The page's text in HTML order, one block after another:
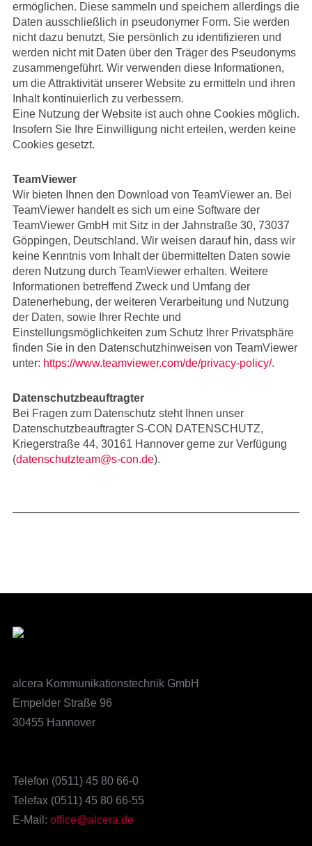
ermöglichen. Diese sammeln und speichern allerdings die
Daten ausschließlich in pseudonymer Form. Sie werden
nicht dazu benutzt, Sie persönlich zu identifizieren und
werden nicht mit Daten über den Träger des Pseudonyms
zusammengeführt. Wir verwenden diese Informationen,
um die Attraktivität unserer Website zu ermitteln und ihren
Inhalt kontinuierlich zu verbessern.
Eine Nutzung der Website ist auch ohne Cookies möglich.
Insofern Sie Ihre Einwilligung nicht erteilen, werden keine
Cookies gesetzt.
TeamViewer
Wir bieten Ihnen den Download von TeamViewer an. Bei
TeamViewer handelt es sich um eine Software der
TeamViewer GmbH mit Sitz in der Jahnstraße 30, 73037
Göppingen, Deutschland. Wir weisen darauf hin, dass wir
keine Kenntnis vom Inhalt der übermittelten Daten sowie
deren Nutzung durch TeamViewer erhalten. Weitere
Informationen betreffend Zweck und Umfang der
Datenerhebung, der weiteren Verarbeitung und Nutzung
der Daten, sowie Ihrer Rechte und
Einstellungsmöglichkeiten zum Schutz Ihrer Privatsphäre
finden Sie in den Datenschutzhinweisen von TeamViewer
unter: https://www.teamviewer.com/de/privacy-policy/.
Datenschutzbeauftragter
Bei Fragen zum Datenschutz steht Ihnen unser
Datenschutzbeauftragter S-CON DATENSCHUTZ,
Kriegerstraße 44, 30161 Hannover gerne zur Verfügung
(datenschutzteam@s-con.de).
alcera Kommunikationstechnik GmbH
Empelder Straße 96
30455 Hannover
Telefon (0511) 45 80 66-0
Telefax (0511) 45 80 66-55
E-Mail: office@alcera.de